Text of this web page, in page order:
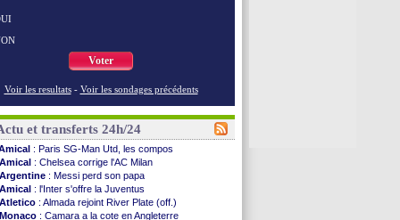
Voter
Voir les resultats - Voir les sondages précédents
et transferts 24h/24
: Paris SG-Man Utd, les compos
Amical : Chelsea corrige l'AC Milan
Argentine : Messi perd son papa
Amical : l'Inter s'offre la Juventus
Atletico : Almada rejoint River Plate (off.)
Monaco : Camara a la cote en Angleterre